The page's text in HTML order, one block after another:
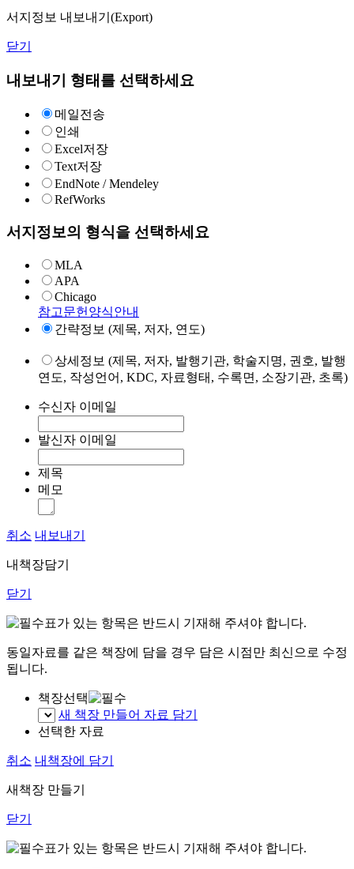
서지정보 내보내기(Export)
닫기
내보내기 형태를 선택하세요
메일전송
인쇄
Excel저장
Text저장
EndNote / Mendeley
RefWorks
서지정보의 형식을 선택하세요
MLA
APA
Chicago
참고문헌양식안내
간략정보 (제목, 저자, 연도)
상세정보 (제목, 저자, 발행기관, 학술지명, 권호, 발행
연도, 작성언어, KDC, 자료형태, 수록면, 소장기관, 초록)
수신자 이메일
발신자 이메일
제목
메모
취소 내보내기
내책장담기
닫기
표가 있는 항목은 반드시 기재해 주셔야 합니다.
동일자료를 같은 책장에 담을 경우 담은 시점만 최신으로 수정
됩니다.
책장선택
새 책장 만들어 자료 담기
선택한 자료
취소 내책장에 담기
새책장 만들기
닫기
표가 있는 항목은 반드시 기재해 주셔야 합니다.